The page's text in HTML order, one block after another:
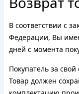
В соответствии с
Федерации, Вы
дней с момента
Покупатель за свой
Товар должен